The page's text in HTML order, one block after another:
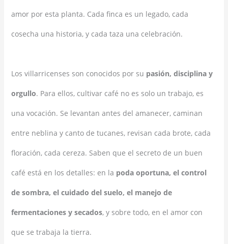
amor por esta planta. Cada finca es un legado, cada
cosecha una historia, y cada taza una celebración.
Los villarricenses son conocidos por su pasión, disciplina y
orgullo. Para ellos, cultivar café no es solo un trabajo, es
una vocación. Se levantan antes del amanecer, caminan
entre neblina y canto de tucanes, revisan cada brote, cada
floración, cada cereza. Saben que el secreto de un buen
café está en los detalles: en la poda oportuna, el control
de sombra, el cuidado del suelo, el manejo de
fermentaciones y secados, y sobre todo, en el amor con
que se trabaja la tierra.